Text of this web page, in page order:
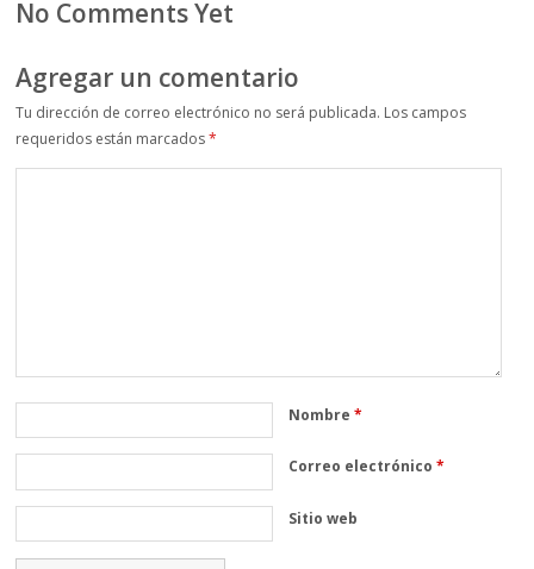
No Comments Yet
Agregar un comentario
Tu dirección de correo electrónico no será publicada. Los campos
requeridos están marcados*
Nombre*
Correo electrónico*
Sitio web